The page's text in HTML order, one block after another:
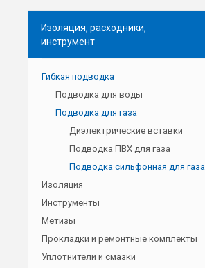
Изоляция, расходники,
инструмент
Гибкая подводка
Подводка для воды
Подводка для газа
Диэлектрические вставки
Подводка ПВХ для газа
Подводка сильфонная для газа
Изоляция
Инструменты
Метизы
Прокладки и ремонтные комплекты
Уплотнители и смазки